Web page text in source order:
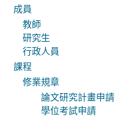
成員
教師
研究生
行政人員
課程
修業規章
論文研究計畫申請
學位考試申請